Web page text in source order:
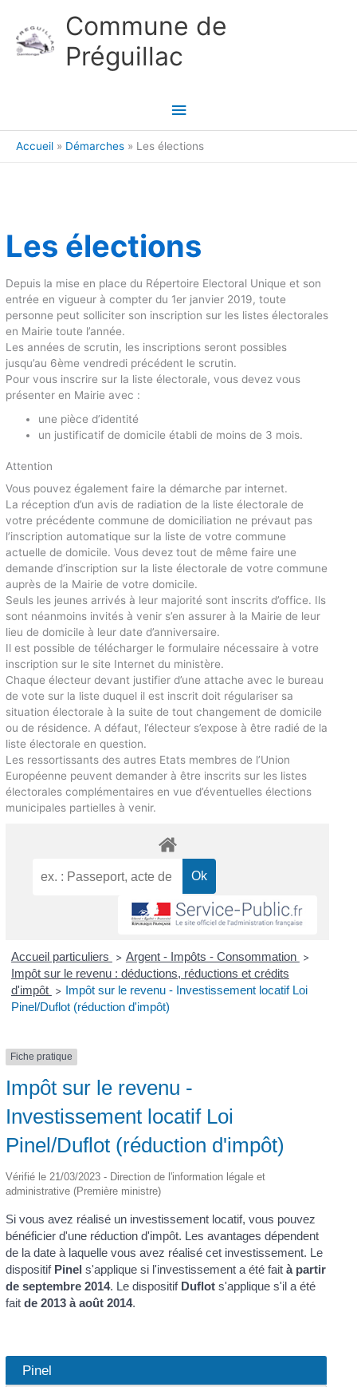
Commune de
Préguillac
Menu
principal
Accueil Démarches Les élections
Les élections
Depuis la mise en place du Répertoire Electoral Unique et son
entrée en vigueur à compter du 1er janvier 2019, toute
personne peut solliciter son inscription sur les listes électorales
en Mairie toute l’année.
Les années de scrutin, les inscriptions seront possibles
jusqu’au 6ème vendredi précédent le scrutin.
Pour vous inscrire sur la liste électorale, vous devez vous
présenter en Mairie avec :
une pièce d’identité
un justificatif de domicile établi de moins de 3 mois.
Attention
Vous pouvez également faire la démarche par internet.
La réception d’un avis de radiation de la liste électorale de
votre précédente commune de domiciliation ne prévaut pas
l’inscription automatique sur la liste de votre commune
actuelle de domicile. Vous devez tout de même faire une
demande d’inscription sur la liste électorale de votre commune
auprès de la Mairie de votre domicile.
Seuls les jeunes arrivés à leur majorité sont inscrits d’office. Ils
sont néanmoins invités à venir s’en assurer à la Mairie de leur
lieu de domicile à leur date d’anniversaire.
Il est possible de télécharger le formulaire nécessaire à votre
inscription sur le site Internet du ministère.
Chaque électeur devant justifier d’une attache avec le bureau
de vote sur la liste duquel il est inscrit doit régulariser sa
situation électorale à la suite de tout changement de domicile
ou de résidence. A défaut, l’électeur s’expose à être radié de la
liste électorale en question.
Les ressortissants des autres Etats membres de l’Union
Européenne peuvent demander à être inscrits sur les listes
électorales complémentaires en vue d’éventuelles élections
municipales partielles à venir.
Accueil particuliers > Argent - Impôts - Consommation >
Impôt sur le revenu : déductions, réductions et crédits
d'impôt > Impôt sur le revenu - Investissement locatif Loi
Pinel/Duflot (réduction d'impôt)
Fiche pratique
Impôt sur le revenu -
Investissement locatif Loi
Pinel/Duflot (réduction d'impôt)
Vérifié le 21/03/2023 - Direction de l'information légale et
administrative (Première ministre)
Si vous avez réalisé un investissement locatif, vous pouvez
bénéficier d'une réduction d'impôt. Les avantages dépendent
de la date à laquelle vous avez réalisé cet investissement. Le
dispositif Pinel s'applique si l'investissement a été faità partir
de septembre 2014. Le dispositif Duflot s'applique s'il a été
faitde 2013 à août 2014.
Pinel